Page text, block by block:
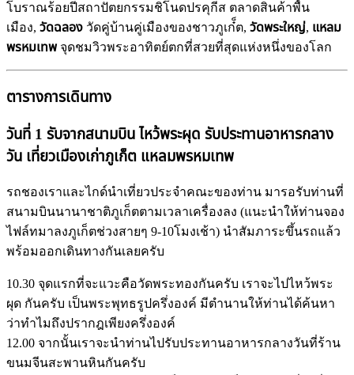
โบราณร้อยปีสถาปัตยกรรมชิโนดปรคุกีส ตลาดสินค้าพื้น
เมือง, วัดฉลอง วัดคู่บ้านคู่เมืองของชาวภูเก๋็ต, วัดพระใหญ่, แหลม
พรหมเทพ จุดชมวิวพระอาทิตย์ตกที่สวยที่สุดแห่งหนึ่งของโลก
ตารางการเดินทาง
วันที่ 1 รับจากสนามบิน ไหว้พระผุด รับประทานอาหารกลาง
วัน เที่ยวเมืองเก่าภูเก็ต แหลมพรหมเทพ
รถชองเราและไกด์นำเที่ยวประจำคณะของท่าน มารอรับท่านที่
สนามบินนานาชาติภูเก็ตตามเวลาเครื่องลง (แนะนำให้ท่านจอง
ไฟล์ทมาลงภูเก็ตช่วงสายๆ 9-10โมงเช้า) นำสัมภาระขึ้นรถแล้ว
พร้อมออกเดินทางกันเลยครับ
10.30 จุดแรกที่จะแวะคือวัดพระทองกันครับ เราจะไปไหว้พระ
ผุด กันครับ เป็นพระพุทธรูปครึ่งองค์ มีตำนานให้ท่านได้ค้นหา
ว่าทำไมถึงปรากฎเพียงครึ่งองค์
12.00 จากนั้นเราจะนำท่านไปรับประทานอาหารกลางวันที่ร้าน
ขนมจีนสะพานหินกันครับ